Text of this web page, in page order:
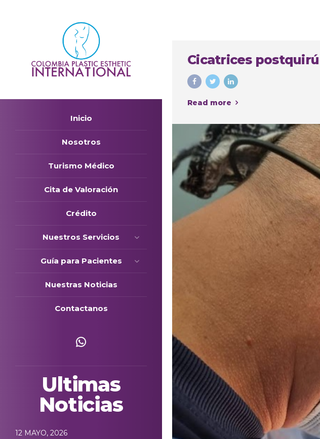
Ultimas
Noticias
12 MAYO, 2026
Inicio
Nosotros
Turismo Médico
Cita de Valoración
Crédito
Nuestros Servicios
Guía para Pacientes
Nuestras Noticias
Contactanos
Cicatrices
Read more